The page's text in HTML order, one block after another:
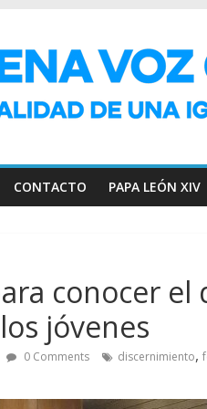
CONTACTO PAPA LEÓN XIV
conocer
jóvenes
0 Comments discernimiento,